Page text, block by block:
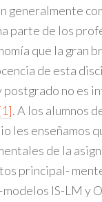
generalmente
parte de los
que la gran
de esta
postgrado no es
. A los alumnos
les enseñamos
de la
principal-
IS-LM y